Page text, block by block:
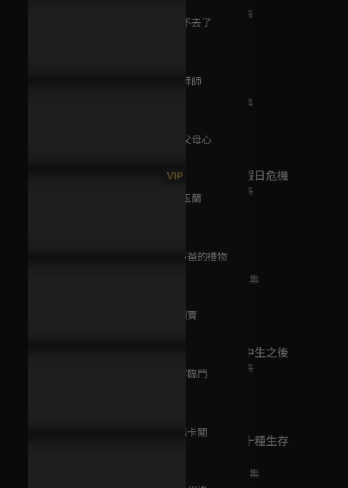
第6集 我回不去了
第7集 正式拜師
第8集 天下父母心
第9集 江岸玉蘭
第10集 給阿爸的禮物
第11集 挖到寶
第12集 貴客臨門
第13集 鈕釦卡關
EP301預告｜大川外遇露露姦
已完結 / 共 1 集
我叫侯美麗
已完結 / 共 2 集
VIP 五個女人的假日危機
已完結 / 共 1 集
純白之戀
已完結 / 共 24 集
死了一個國中生之後
已完結 / 共 4 集
日據時代的十種生存
已完結 / 共 14 集